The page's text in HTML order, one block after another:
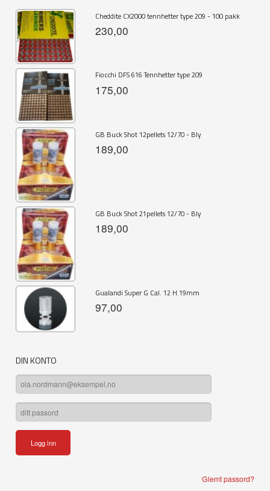
Cheddite CX2000 tennhetter type 209 - 100 pakk
230,00
Fiocchi DFS 616 Tennhetter type 209
175,00
GB Buck Shot 12pellets 12/70 - Bly
189,00
GB Buck Shot 21pellets 12/70 - Bly
189,00
Gualandi Super G Cal. 12 H.19mm
97,00
DIN KONTO
Glemt passord?